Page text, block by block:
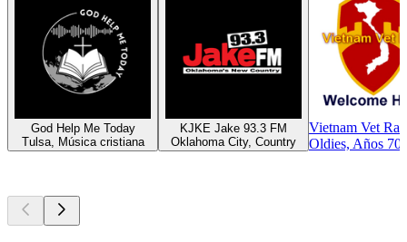
God Help Me Today
Tulsa, Música cristiana
KJKE Jake 93.3 FM
Oklahoma City, Country
Vietnam Vet
Oldies, Años 70